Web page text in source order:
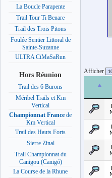
La Boucle Parapente
Trail Tour Ti Benare
Trail des Trois Pitons
Foulée Sentier Littoral de
Sainte-Suzanne
ULTRA CiMaSaRun
Hors Réunion
Trail des 6 Burons
Méribel Trails et Km
Vertical
Championnat France de
Km Vertical
Trail des Hauts Forts
Sierre Zinal
Trail Championnat du
Canigou (Canigó)
La Course de la Rhune
Afficher